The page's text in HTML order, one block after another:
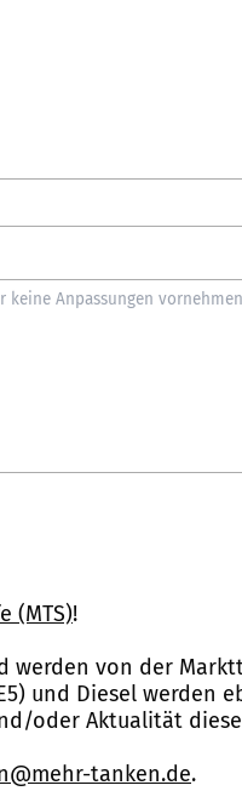
(MTS)!
werden von der
und Diesel werden
oder Aktualität
tanken.de.